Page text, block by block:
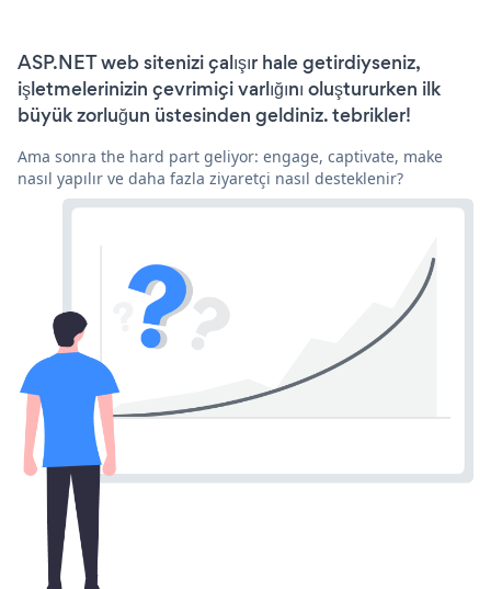
ASP.NET web sitenizi çalışır hale getirdiyseniz,
işletmelerinizin çevrimiçi varlığını oluştururken ilk
büyük zorluğun üstesinden geldiniz. tebrikler!
Ama sonra the hard part geliyor: engage, captivate, make
nasıl yapılır ve daha fazla ziyaretçi nasıl desteklenir?